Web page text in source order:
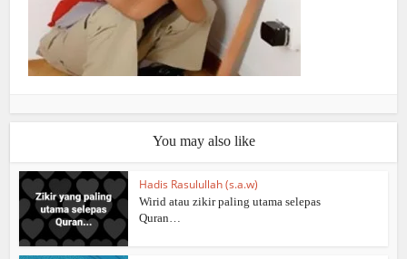
You may also like
Hadis Rasulullah (s.a.w)
Wirid atau zikir paling utama selepas
Quran…